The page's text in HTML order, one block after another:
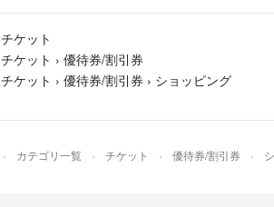
チケット
チケット › 優待券/割引券
チケット › 優待券/割引券 › ショッピング
カテゴリ一覧 チケット 優待券/割引券